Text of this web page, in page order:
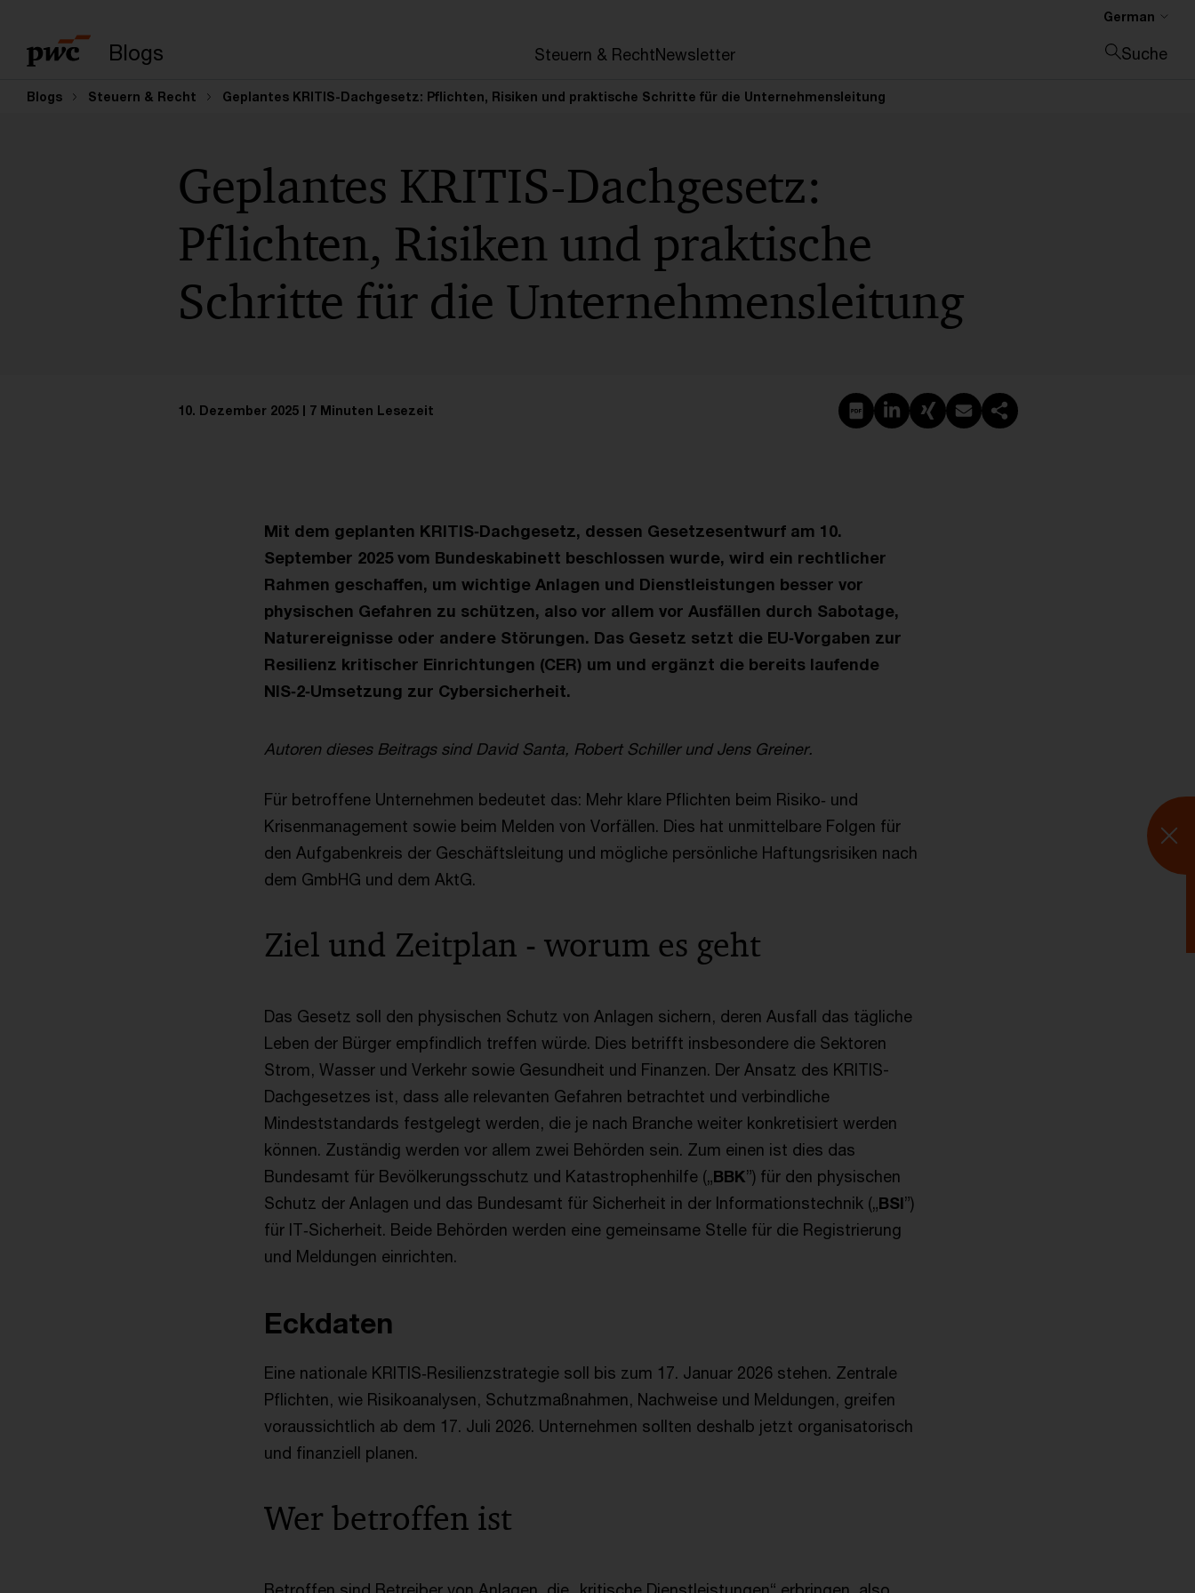
Blogs Steuern & RechtNewsletter
German
Suche
Blogs Steuern & Recht Geplantes KRITIS-Dachgesetz: Pflichten, Risiken und praktische Schritte für die Unternehmensleitung
Geplantes KRITIS-Dachgesetz:
Pflichten, Risiken und praktische
Schritte für die Unternehmensleitung
10. Dezember 2025 7 Minuten Lesezeit PDF erstellen
Auf LinkedIn teilen
Auf Xing teilen
Per E-Mail teilen
Link kopieren
Mit dem geplanten KRITIS‑Dachgesetz, dessen Gesetzesentwurf am 10.
September 2025 vom Bundeskabinett beschlossen wurde, wird ein rechtlicher
Rahmen geschaffen, um wichtige Anlagen und Dienstleistungen besser vor
physischen Gefahren zu schützen, also vor allem vor Ausfällen durch Sabotage,
Naturereignisse oder andere Störungen. Das Gesetz setzt die EU‑Vorgaben zur
Resilienz kritischer Einrichtungen (CER) um und ergänzt die bereits laufende
NIS‑2‑Umsetzung zur Cybersicherheit.
Autoren dieses Beitrags sind David Santa, Robert Schiller und Jens Greiner.
Für betroffene Unternehmen bedeutet das: Mehr klare Pflichten beim Risiko‑ und
Krisenmanagement sowie beim Melden von Vorfällen. Dies hat unmittelbare Folgen für
den Aufgabenkreis der Geschäftsleitung und mögliche persönliche Haftungsrisiken nach
dem GmbHG und dem AktG.
Ziel und Zeitplan - worum es geht
Das Gesetz soll den physischen Schutz von Anlagen sichern, deren Ausfall das tägliche
Leben der Bürger empfindlich treffen würde. Dies betrifft insbesondere die Sektoren
Strom, Wasser und Verkehr sowie Gesundheit und Finanzen. Der Ansatz des KRITIS-
Dachgesetzes ist, dass alle relevanten Gefahren betrachtet und verbindliche
Mindeststandards festgelegt werden, die je nach Branche weiter konkretisiert werden
können. Zuständig werden vor allem zwei Behörden sein. Zum einen ist dies das
Bundesamt für Bevölkerungsschutz und Katastrophenhilfe („BBK”) für den physischen
Schutz der Anlagen und das Bundesamt für Sicherheit in der Informationstechnik („BSI”)
für IT‑Sicherheit. Beide Behörden werden eine gemeinsame Stelle für die Registrierung
und Meldungen einrichten.
Eckdaten
Eine nationale KRITIS‑Resilienzstrategie soll bis zum 17. Januar 2026 stehen. Zentrale
Pflichten, wie Risikoanalysen, Schutzmaßnahmen, Nachweise und Meldungen, greifen
voraussichtlich ab dem 17. Juli 2026. Unternehmen sollten deshalb jetzt organisatorisch
und finanziell planen.
Wer betroffen ist